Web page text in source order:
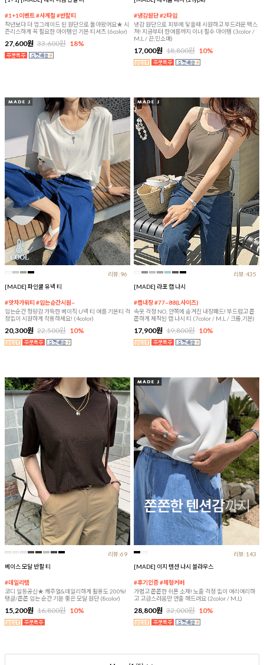
#1+1이벤트 #사계절 #반팔티
작년보다 더 업그레이드 된 원단으로 돌아왔어요★ 시
즌리스하게 꼭 필요한 아이템인 기본 티셔츠 (6color)
27,600원 33,600원 18%
#냉감원단 #2타입
냉감 원단으로 피부에 닿을때 시원하고 부드러운 텍스
쳐! 지금부터 한여름까지 이너 필수 아이템 (3color /
M,L / 끈,민소매)
17,000원 18,800원 10%
리뷰:96
[MADE] 파인쿨 유넥 티
#앗차가워티 #입는순간시원~
입는순간 청량감 가득한 베이직 U넥 티 여름 기본티 걱
정없이 시원하게 착용하세요! (4color)
20,300원 22,500원 10%
리뷰:435
[MADE] 라포 캡 나시
#캡내장 #77~88(L사이즈)
속옷 걱정 NO, 안쪽에 숨겨진 내장패드! 부드럽고 쫀
쫀하게 제작된 캡 나시 티 (7color / M,L / 크롭,기본)
17,900원 19,800원 10%
리뷰:69
베이스 모달 반팔 티
#데일리템
코디 일등공신★ 캐주얼&데일리하게 활용도 200%!
탱글/쫀쫀 입는 순간 기분 좋은 모달 원단 (8color)
15,200원 16,800원 10%
리뷰:143
[MADE] 이지 텐션 나시 블라우스
#후기인증 #체형커버
가볍고 쫀쫀한 쉬폰 소재! 노출 걱정 없이 여리여리하
고 고급스러움만 연출 해드려요 (2color / M,L)
28,800원 32,000원 10%